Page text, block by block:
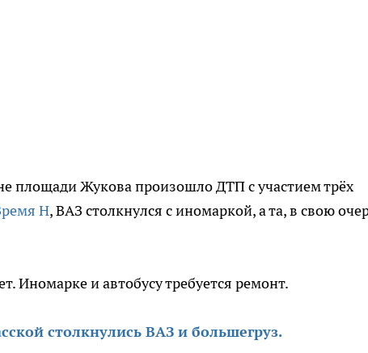
площади Жукова произошло ДТП с участием трёх
Н, ВАЗ столкнулся с иномаркой, а та, в свою
Иномарке и автобусу требуется ремонт.
столкнулись ВАЗ и большегруз.